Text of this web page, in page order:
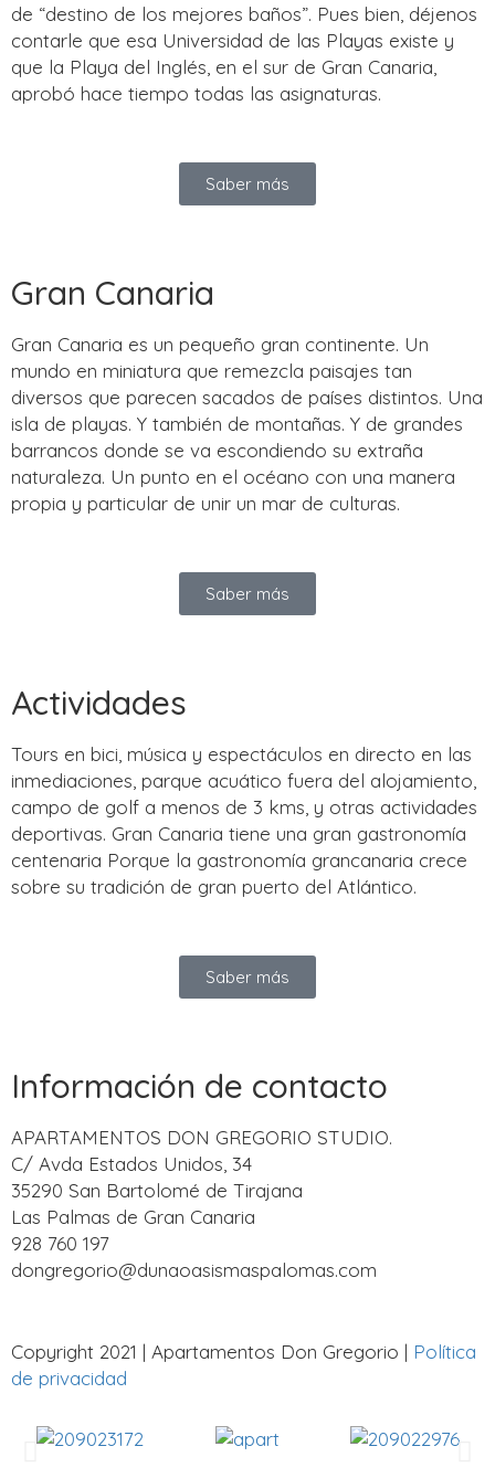
de “destino de los mejores baños”. Pues bien, déjenos
contarle que esa Universidad de las Playas existe y
que la Playa del Inglés, en el sur de Gran Canaria,
aprobó hace tiempo todas las asignaturas.
Saber más
Gran Canaria
Gran Canaria es un pequeño gran continente. Un
mundo en miniatura que remezcla paisajes tan
diversos que parecen sacados de países distintos. Una
isla de playas. Y también de montañas. Y de grandes
barrancos donde se va escondiendo su extraña
naturaleza. Un punto en el océano con una manera
propia y particular de unir un mar de culturas.
Saber más
Actividades
Tours en bici, música y espectáculos en directo en las
inmediaciones, parque acuático fuera del alojamiento,
campo de golf a menos de 3 kms, y otras actividades
deportivas. Gran Canaria tiene una gran gastronomía
centenaria Porque la gastronomía grancanaria crece
sobre su tradición de gran puerto del Atlántico.
Saber más
Información de contacto
APARTAMENTOS DON GREGORIO STUDIO.
C/ Avda Estados Unidos, 34
35290 San Bartolomé de Tirajana
Las Palmas de Gran Canaria
928 760 197
dongregorio@dunaoasismaspalomas.com
Copyright 2021 | Apartamentos Don Gregorio | Política
de privacidad